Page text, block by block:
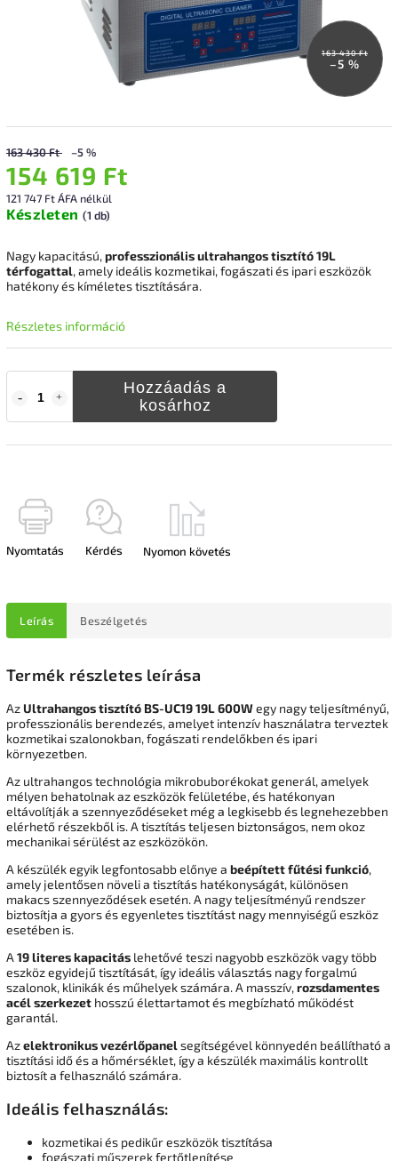
163 430 Ft
–5 %
163 430 Ft –5 %
154 619 Ft
121 747 Ft ÁFA nélkül
Készleten (1 db)
Hozzáadás a
kosárhoz
Nagy kapacitású,professzionális ultrahangos tisztító 19L
térfogattal, amely ideális kozmetikai, fogászati és ipari eszközök
hatékony és kíméletes tisztítására.
Részletes információ
Nyomtatás Kérdés Nyomon követés
Leírás Beszélgetés
Termék részletes leírása
AzUltrahangos tisztító BS-UC19 19L 600Wegy nagy teljesítményű,
professzionális berendezés, amelyet intenzív használatra terveztek
kozmetikai szalonokban, fogászati rendelőkben és ipari
környezetben.
Az ultrahangos technológia mikrobuborékokat generál, amelyek
mélyen behatolnak az eszközök felületébe, és hatékonyan
eltávolítják a szennyeződéseket még a legkisebb és legnehezebben
elérhető részekből is. A tisztítás teljesen biztonságos, nem okoz
mechanikai sérülést az eszközökön.
A készülék egyik legfontosabb előnye a beépített fűtési funkció,
amely jelentősen növeli a tisztítás hatékonyságát, különösen
makacs szennyeződések esetén. A nagy teljesítményű rendszer
biztosítja a gyors és egyenletes tisztítást nagy mennyiségű eszköz
esetében is.
A 19 literes kapacitás lehetővé teszi nagyobb eszközök vagy több
eszköz egyidejű tisztítását, így ideális választás nagy forgalmú
szalonok, klinikák és műhelyek számára. A masszív,rozsdamentes
acél szerkezet hosszú élettartamot és megbízható működést
garantál.
Azelektronikus vezérlőpanelsegítségével könnyedén beállítható a
tisztítási idő és a hőmérséklet, így a készülék maximális kontrollt
biztosít a felhasználó számára.
Ideális felhasználás:
kozmetikai és pedikűr eszközök tisztítása
fogászati műszerek fertőtlenítése